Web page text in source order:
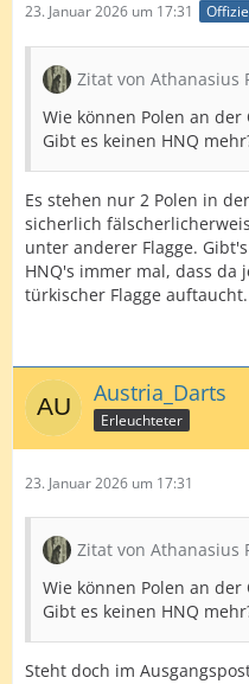
23. Januar 2026 um 17:31
Zitat von Athanasius
Wie können Polen an
Gibt es keinen HNQ
Es stehen nur 2 Polen in
sicherlich
unter anderer Flagge.
HNQ's immer mal, dass
türkischer Flagge auftaucht.
Austria_Darts
Erleuchteter
23. Januar 2026 um 17:31
Zitat von Athanasius
Wie können Polen an
Gibt es keinen HNQ
Steht doch im